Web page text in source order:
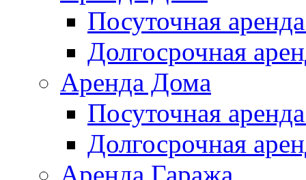
Посуточная
Долгосрочная
Аренда Дома
Посуточная
Долгосрочная